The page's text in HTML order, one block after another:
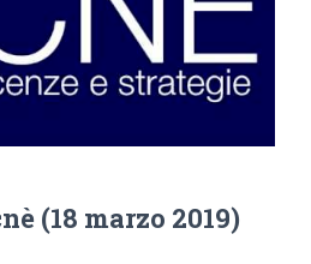
(18 marzo 2019)